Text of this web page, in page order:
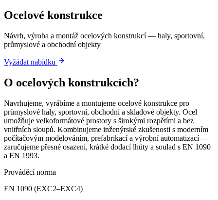
Ocelové konstrukce
Návrh, výroba a montáž ocelových konstrukcí — haly, sportovní,
průmyslové a obchodní objekty
Vyžádat nabídku
O ocelových konstrukcích?
Navrhujeme, vyrábíme a montujeme ocelové konstrukce pro
průmyslové haly, sportovní, obchodní a skladové objekty. Ocel
umožňuje velkoformátové prostory s širokými rozpětími a bez
vnitřních sloupů. Kombinujeme inženýrské zkušenosti s moderním
počítačovým modelováním, prefabrikací a výrobní automatizací —
zaručujeme přesné osazení, krátké dodací lhůty a soulad s EN 1090
a EN 1993.
Prováděcí norma
EN 1090 (EXC2–EXC4)